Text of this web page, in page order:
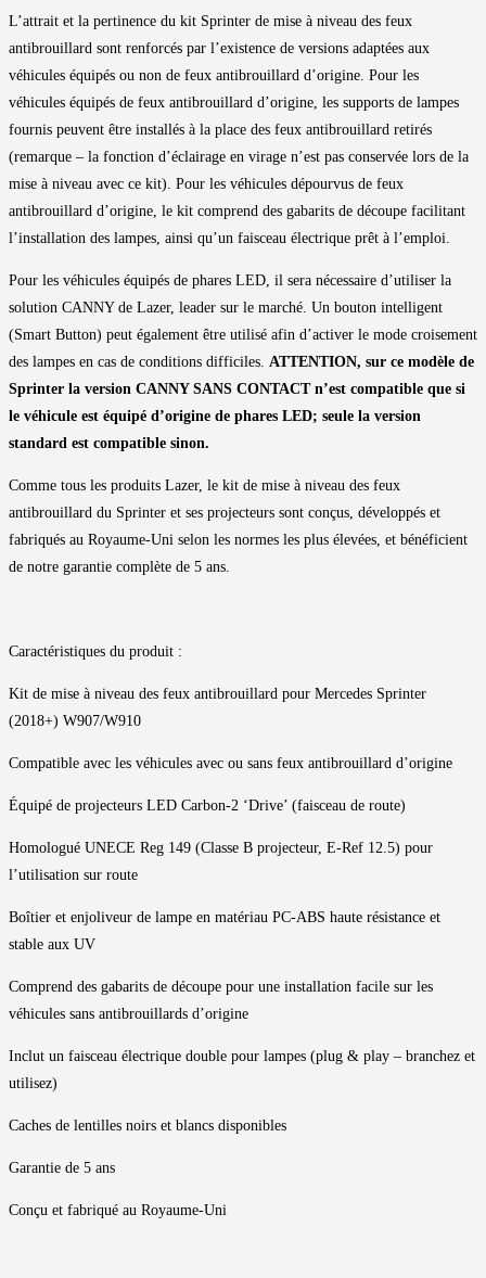
L’attrait et la pertinence du kit Sprinter de mise à niveau des feux
antibrouillard sont renforcés par l’existence de versions adaptées aux
véhicules équipés ou non de feux antibrouillard d’origine. Pour les
véhicules équipés de feux antibrouillard d’origine, les supports de lampes
fournis peuvent être installés à la place des feux antibrouillard retirés
(remarque – la fonction d’éclairage en virage n’est pas conservée lors de la
mise à niveau avec ce kit). Pour les véhicules dépourvus de feux
antibrouillard d’origine, le kit comprend des gabarits de découpe facilitant
l’installation des lampes, ainsi qu’un faisceau électrique prêt à l’emploi.
Pour les véhicules équipés de phares LED, il sera nécessaire d’utiliser la
solution CANNY de Lazer, leader sur le marché. Un bouton intelligent
(Smart Button) peut également être utilisé afin d’activer le mode croisement
des lampes en cas de conditions difficiles. ATTENTION, sur ce modèle de
Sprinter la version CANNY SANS CONTACT n’est compatible que si
le véhicule est équipé d’origine de phares LED; seule la version
standard est compatible sinon.
Comme tous les produits Lazer, le kit de mise à niveau des feux
antibrouillard du Sprinter et ses projecteurs sont conçus, développés et
fabriqués au Royaume-Uni selon les normes les plus élevées, et bénéficient
de notre garantie complète de 5 ans.
Caractéristiques du produit :
Kit de mise à niveau des feux antibrouillard pour Mercedes Sprinter
(2018+) W907/W910
Compatible avec les véhicules avec ou sans feux antibrouillard d’origine
Équipé de projecteurs LED Carbon-2 ‘Drive’ (faisceau de route)
Homologué UNECE Reg 149 (Classe B projecteur, E-Ref 12.5) pour
l’utilisation sur route
Boîtier et enjoliveur de lampe en matériau PC-ABS haute résistance et
stable aux UV
Comprend des gabarits de découpe pour une installation facile sur les
véhicules sans antibrouillards d’origine
Inclut un faisceau électrique double pour lampes (plug & play – branchez et
utilisez)
Caches de lentilles noirs et blancs disponibles
Garantie de 5 ans
Conçu et fabriqué au Royaume-Uni